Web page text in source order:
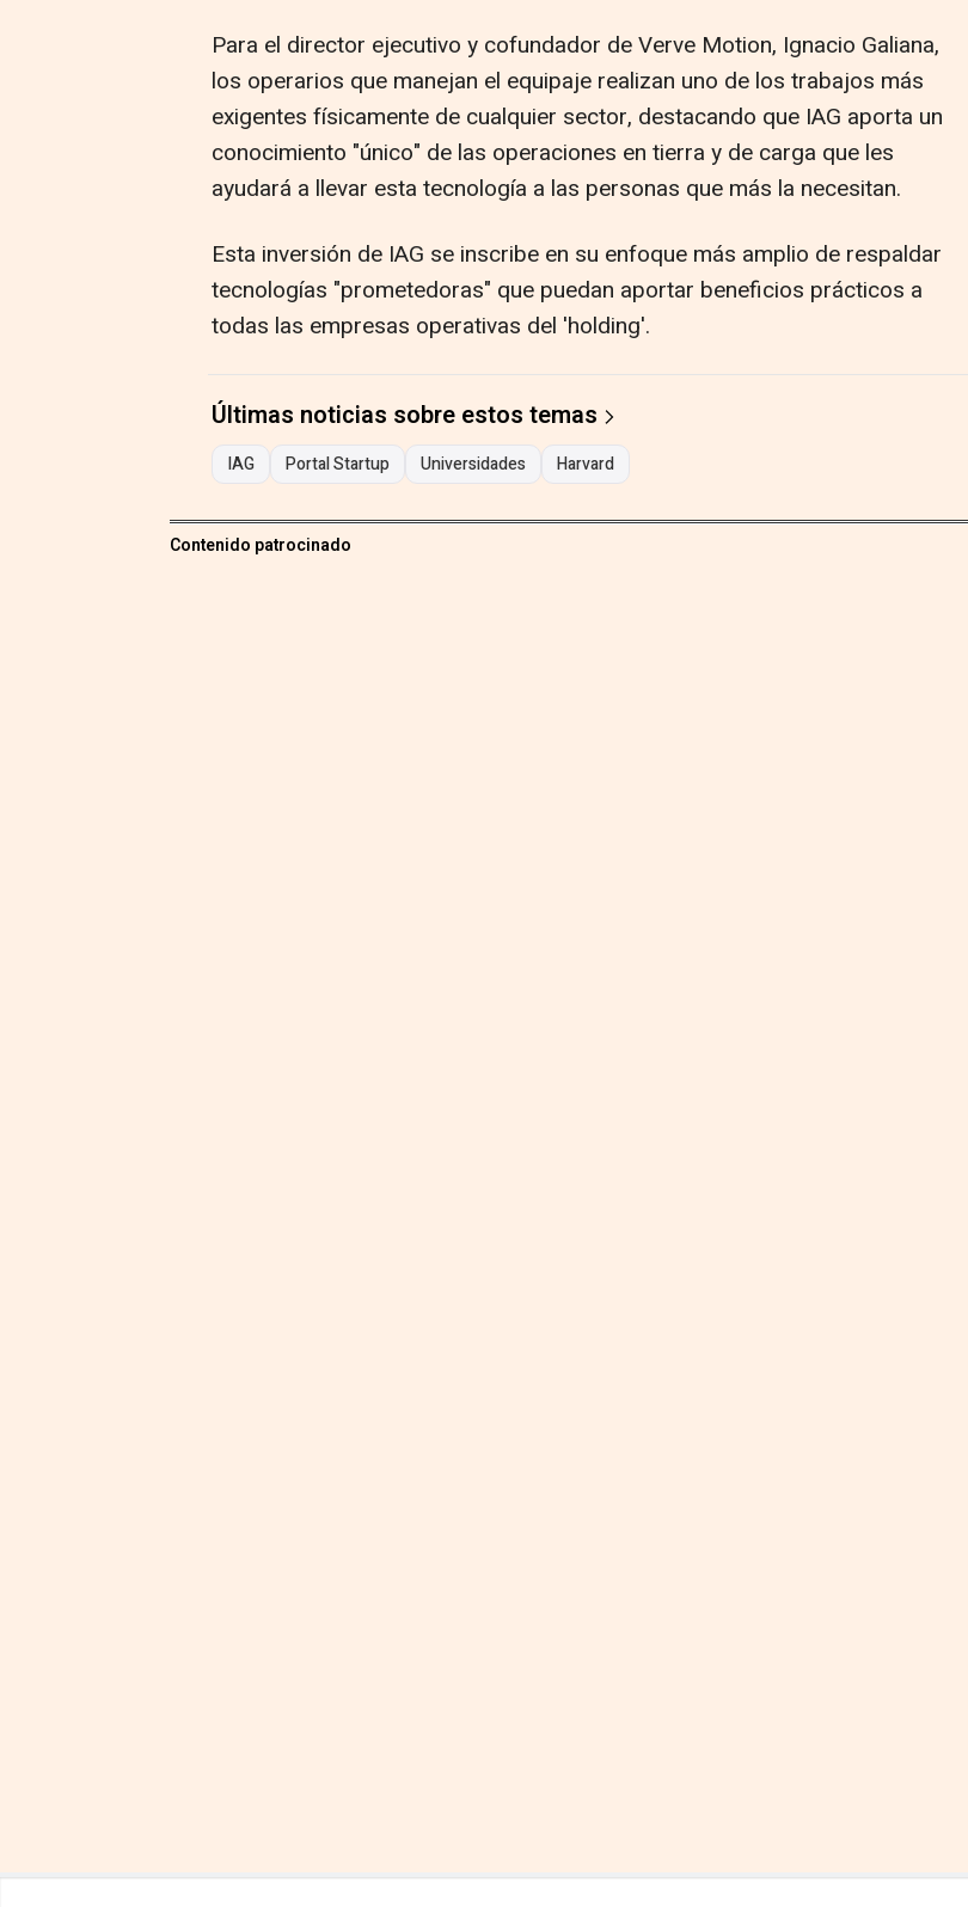
Para el director ejecutivo y cofundador de Verve Motion, Ignacio Galiana,
los operarios que manejan el equipaje realizan uno de los trabajos más
exigentes físicamente de cualquier sector, destacando que IAG aporta un
conocimiento "único" de las operaciones en tierra y de carga que les
ayudará a llevar esta tecnología a las personas que más la necesitan.
Esta inversión de IAG se inscribe en su enfoque más amplio de respaldar
tecnologías "prometedoras" que puedan aportar beneficios prácticos a
todas las empresas operativas del 'holding'.
Últimas noticias sobre estos temas
IAG Portal Startup Universidades Harvard
Contenido patrocinado